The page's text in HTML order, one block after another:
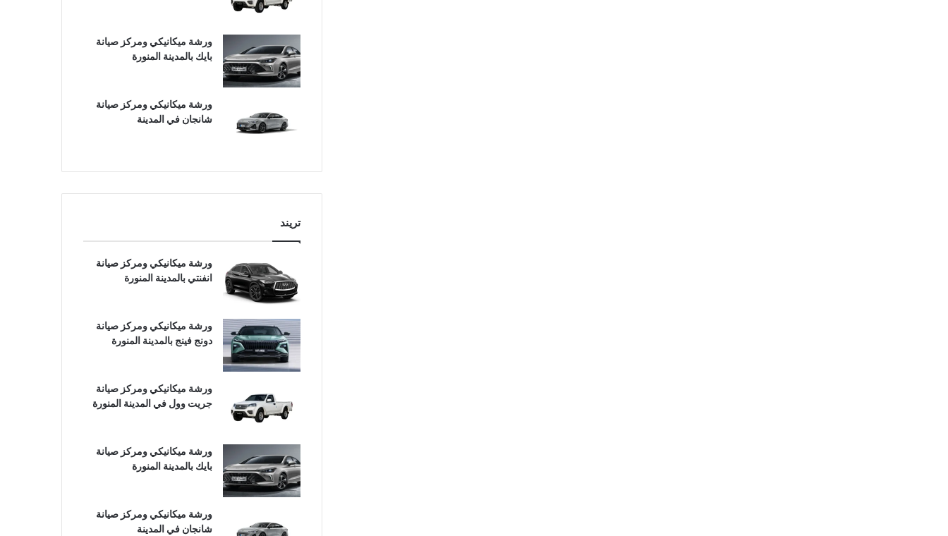
ورشة ميكانيكي ومركز صيانة
بايك بالمدينة المنورة
ورشة ميكانيكي ومركز صيانة
شانجان في المدينة
تريند
ورشة ميكانيكي ومركز صيانة
انفنتي بالمدينة المنورة
ورشة ميكانيكي ومركز صيانة
دونج فينج بالمدينة المنورة
ورشة ميكانيكي ومركز صيانة
جريت وول في المدينة المنورة
ورشة ميكانيكي ومركز صيانة
بايك بالمدينة المنورة
ورشة ميكانيكي ومركز صيانة
شانجان في المدينة